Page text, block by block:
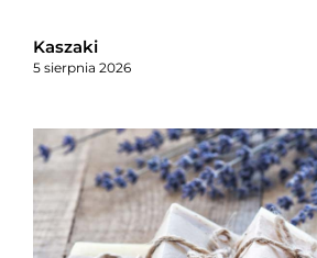
Kaszaki
5 sierpnia 2026